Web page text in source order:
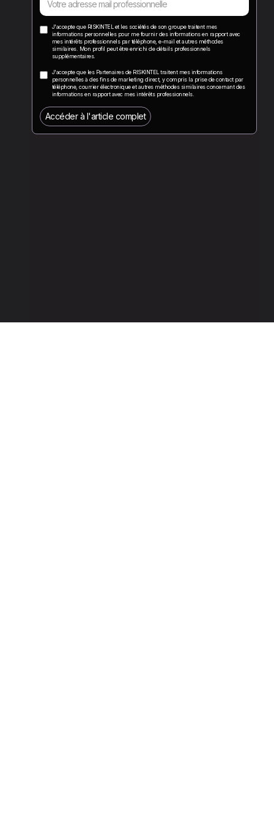
J'accepte que RISKINTEL et les sociétés de son groupe traitent mes
informations personnelles pour me fournir des informations en rapport avec
mes intérêts professionnels par téléphone, e-mail et autres méthodes
similaires. Mon profil peut être enrichi de détails professionnels
supplémentaires.
J'accepte que les Partenaires de RISKINTEL traitent mes informations
personnelles à des fins de marketing direct, y compris la prise de contact par
téléphone, courrier électronique et autres méthodes similaires concernant des
informations en rapport avec mes intérêts professionnels.